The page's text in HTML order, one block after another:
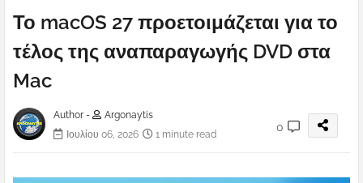
Το macOS 27 προετοιμάζεται για το
τέλος της αναπαραγωγής DVD στα
Mac
Author -
Argonaytis
Ιουλίου 06, 2026
1 minute read
0